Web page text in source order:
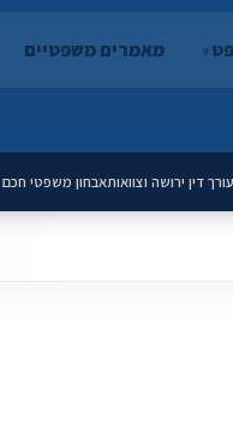
מאמרים משפטיים
עורך דין ירושה וצוואותאבחון משפטי חכם